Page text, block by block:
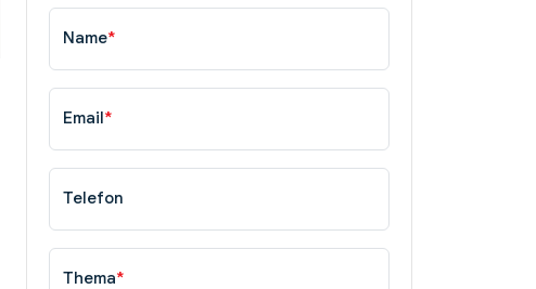
Name*
Email*
Telefon
Thema*